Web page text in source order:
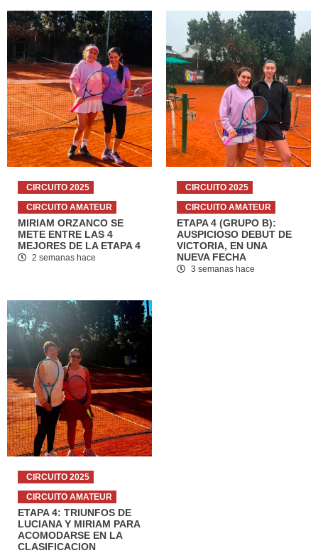
CIRCUITO 2025
CIRCUITO AMATEUR
MIRIAM ORZANCO SE
METE ENTRE LAS 4
MEJORES DE LA ETAPA 4
2 semanas hace
CIRCUITO 2025
CIRCUITO AMATEUR
ETAPA 4 (GRUPO B):
AUSPICIOSO DEBUT DE
VICTORIA, EN UNA
NUEVA FECHA
3 semanas hace
CIRCUITO 2025
CIRCUITO AMATEUR
ETAPA 4: TRIUNFOS DE
LUCIANA Y MIRIAM PARA
ACOMODARSE EN LA
CLASIFICACION